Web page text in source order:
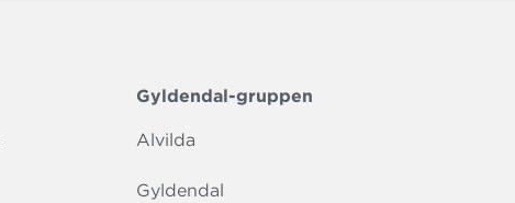
Gyldendal-gruppen
Alvilda
Gyldendal